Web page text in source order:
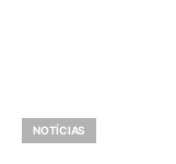
NOTÍCIAS